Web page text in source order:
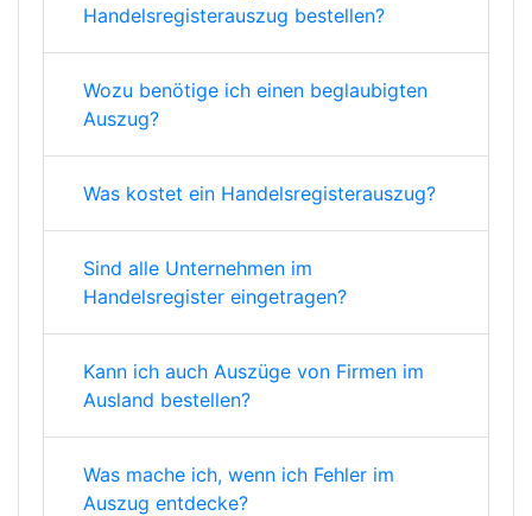
Handelsregisterauszug bestellen?
Wozu benötige ich einen beglaubigten
Auszug?
Was kostet ein Handelsregisterauszug?
Sind alle Unternehmen im
Handelsregister eingetragen?
Kann ich auch Auszüge von Firmen im
Ausland bestellen?
Was mache ich, wenn ich Fehler im
Auszug entdecke?